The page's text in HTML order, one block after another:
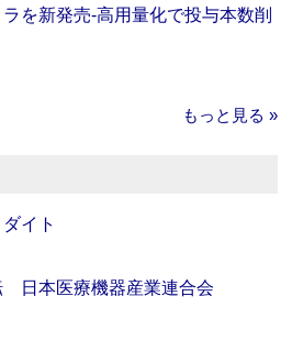
を新発売‐高用量化で投与本数削
もっと見る »
イト
日本医療機器産業連合会